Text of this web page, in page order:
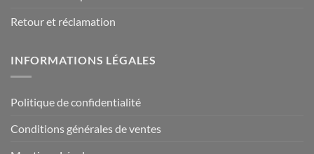
Retour et réclamation
INFORMATIONS LÉGALES
Politique de confidentialité
Conditions générales de ventes